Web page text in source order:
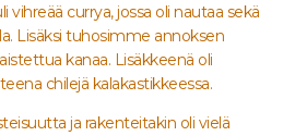
vihreää currya, jossa oli nautaa sekä
Lisäksi tuhosimme annoksen
kanaa. Lisäkkeenä oli
chilejä kalakastikkeessa.
ja rakenteitakin oli vielä